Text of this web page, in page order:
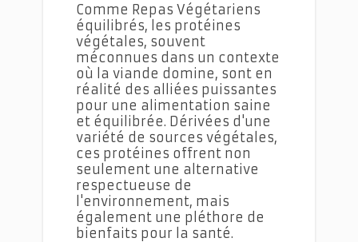
Comme Repas Végétariens
équilibrés, les protéines
végétales, souvent
méconnues dans un contexte
où la viande domine, sont en
réalité des alliées puissantes
pour une alimentation saine
et équilibrée. Dérivées d'une
variété de sources végétales,
ces protéines offrent non
seulement une alternative
respectueuse de
l'environnement, mais
également une pléthore de
bienfaits pour la santé.